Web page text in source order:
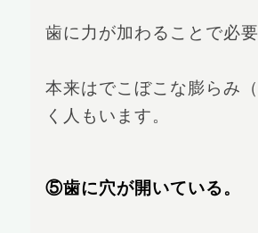
歯に力が加わることで必
本来はでこぼこな膨らみ
く人もいます。
⑤歯に穴が開いている。